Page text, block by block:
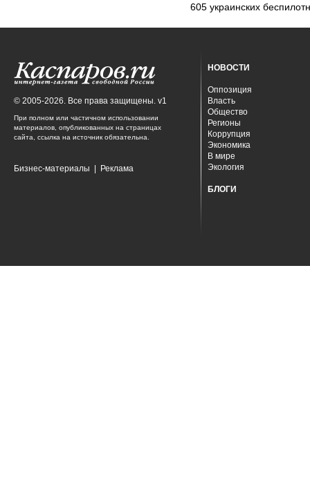
605 украинских
© 2005-2026. Все права защищены. v1
При полном или частичном использовании
материалов, опубликованных на страницах
сайта, ссылка на источник обязательна.
Бизнес-материалы Реклама
НОВОСТИ
Оппозиция
Власть
Общество
Регионы
Коррупция
Экономика
В мире
Экология
БЛОГИ